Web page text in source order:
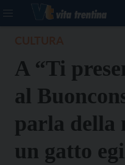
A “Ti
al
parla della
un gatto